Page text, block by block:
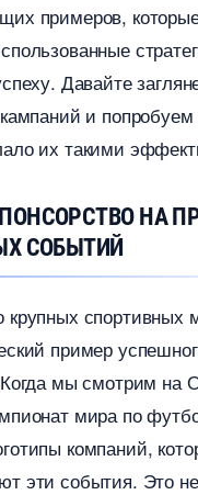
примеров,
Давайте
и попробуем
их такими
НА
СОБЫТИЙ
крупных
пример
Когда мы смотрим на
мира по
компаний,
эти события. Это